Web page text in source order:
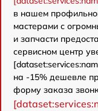
в нашем
мастерами с
и запчасти
сервисном центр
на -15% дешевле
форму заказа